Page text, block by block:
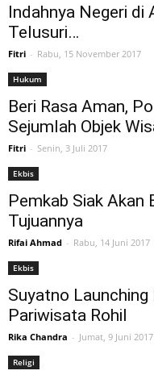
Indahnya Negeri di
Telusuri…
Fitri - Rabu, 15 November 2017
Hukum
Beri Rasa Aman,
Sejumlah Objek
Fitri - Senin, 3 Juli 2017
Ekbis
Pemkab Siak Akan
Tujuannya
Rifai Ahmad - Rabu, 14 Juni 2017
Ekbis
Suyatno
Pariwisata Rohil
Rika Chandra - Jumat, 9 Juni 2017
Religi